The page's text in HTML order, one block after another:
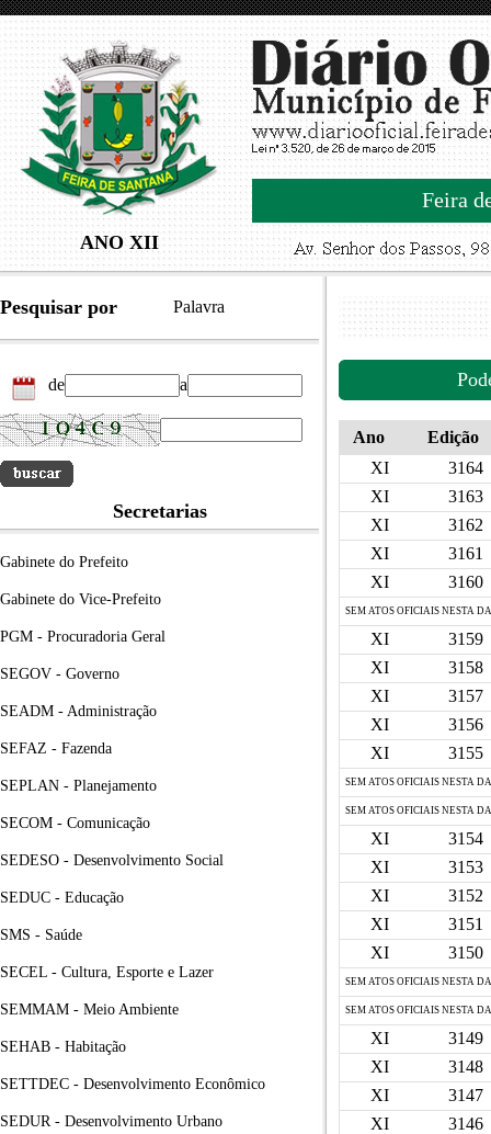
ANO XII
Feira
Pesquisar por Palavra
de a
Secretarias
Gabinete do Prefeito
Gabinete do Vice-Prefeito
PGM - Procuradoria Geral
SEGOV - Governo
SEADM - Administração
SEFAZ - Fazenda
SEPLAN - Planejamento
SECOM - Comunicação
SEDESO - Desenvolvimento Social
SEDUC - Educação
SMS - Saúde
SECEL - Cultura, Esporte e Lazer
SEMMAM - Meio Ambiente
SEHAB - Habitação
SETTDEC - Desenvolvimento Econômico
SEDUR - Desenvolvimento Urbano
Ano
Edição
XI
3164
XI
3163
XI
3162
XI
3161
XI
3160
SEM ATOS OFICIAIS NESTA
XI
3159
XI
3158
XI
3157
XI
3156
XI
3155
SEM ATOS OFICIAIS NESTA
SEM ATOS OFICIAIS NESTA
XI
3154
XI
3153
XI
3152
XI
3151
XI
3150
SEM ATOS OFICIAIS NESTA
SEM ATOS OFICIAIS NESTA
XI
3149
XI
3148
XI
3147
XI
3146